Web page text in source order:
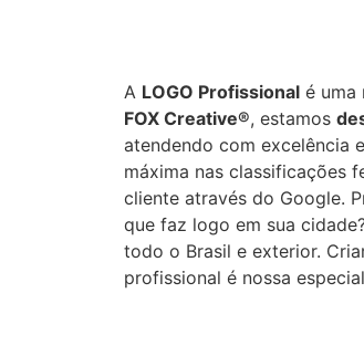
A LOGO Profissional é uma
FOX Creative®, estamos
atendendo com excelência
máxima nas classificações
cliente através do Google.
que faz logo em sua
todo o Brasil e exterior.
profissional é nossa